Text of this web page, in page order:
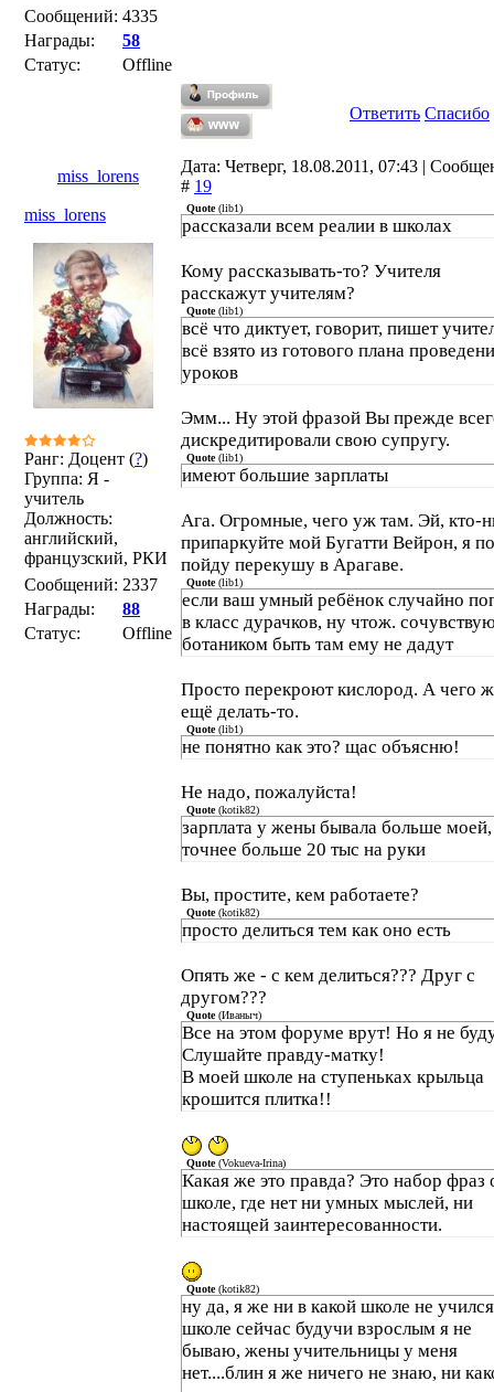
Сообщений: 4335
Награды:
58
Статус:
Offline
Ответить Спасибо
miss_lorens
Дата: Четверг, 18.08.2011, 07:43 |
# 19
miss_lorens
Ранг: Доцент (?)
Группа: Я -
учитель
Должность:
английский,
французский, РКИ
Сообщений: 2337
Награды:
88
Статус:
Offline
Quote(lib1)
рассказали всем реалии в школах
Кому рассказывать-то? Учителя
расскажут учителям?
Quote(lib1)
всё что диктует, говорит, пишет
всё взято из готового плана
уроков
Эмм... Ну этой фразой Вы прежде
дискредитировали свою супругу.
Quote(lib1)
имеют большие зарплаты
Ага. Огромные, чего уж там. Эй, кто-
припаркуйте мой Бугатти Вейрон, я
пойду перекушу в Арагаве.
Quote(lib1)
если ваш умный ребёнок случайно
в класс дурачков, ну чтож.
ботаником быть там ему не дадут
Просто перекроют кислород. А чего ж
ещё делать-то.
Quote(lib1)
не понятно как это? щас объясню!
Не надо, пожалуйста!
Quote(kotik82)
зарплата у жены бывала больше
точнее больше 20 тыс на руки
Вы, простите, кем работаете?
Quote(kotik82)
просто делиться тем как оно есть
Опять же - с кем делиться??? Друг с
другом???
Quote(Иваныч)
Все на этом форуме врут! Но я не
Слушайте правду-матку!
В моей школе на ступеньках крыльца
крошится плитка!!
Quote(Vokueva-Irina)
Какая же это правда? Это набор фраз
школе, где нет ни умных мыслей, ни
настоящей заинтересованности.
Quote(kotik82)
ну да, я же ни в какой школе не
школе сейчас будучи взрослым я не
бываю, жены учительницы у меня
нет....блин я же ничего не знаю, ни